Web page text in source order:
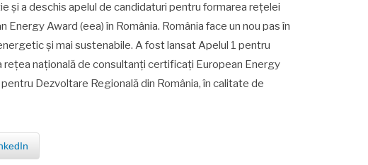
și a deschis apelul de candidaturi pentru formarea rețelei
Award (eea) în România. România face un nou pas în
și mai sustenabile. A fost lansat Apelul 1 pentru
națională de consultanți certificați European Energy
Dezvoltare Regională din România, în calitate de